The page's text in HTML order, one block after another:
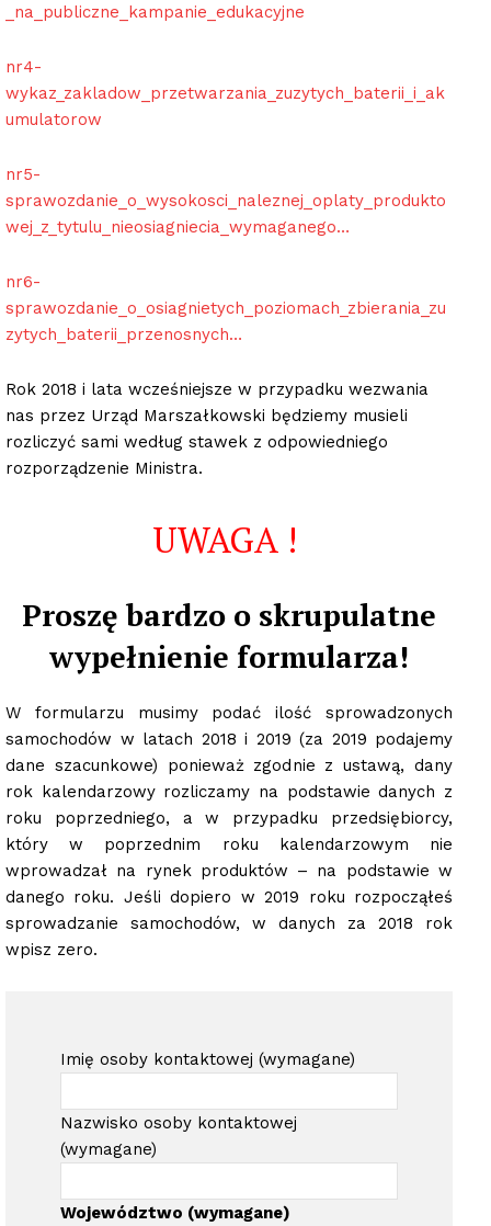
_na_publiczne_kampanie_edukacyjne
nr4-
wykaz_zakladow_przetwarzania_zuzytych_baterii_i_ak
umulatorow
nr5-
sprawozdanie_o_wysokosci_naleznej_oplaty_produkto
wej_z_tytulu_nieosiagniecia_wymaganego…
nr6-
sprawozdanie_o_osiagnietych_poziomach_zbierania_zu
zytych_baterii_przenosnych…
Rok 2018 i lata wcześniejsze w przypadku wezwania
nas przez Urząd Marszałkowski będziemy musieli
rozliczyć sami według stawek z odpowiedniego
rozporządzenie Ministra.
UWAGA !
Proszę bardzo o skrupulatne
wypełnienie formularza!
W formularzu musimy podać ilość sprowadzonych
samochodów w latach 2018 i 2019 (za 2019 podajemy
dane szacunkowe) ponieważ zgodnie z ustawą, dany
rok kalendarzowy rozliczamy na podstawie danych z
roku poprzedniego, a w przypadku przedsiębiorcy,
który w poprzednim roku kalendarzowym nie
wprowadzał na rynek produktów – na podstawie w
danego roku. Jeśli dopiero w 2019 roku rozpocząłeś
sprowadzanie samochodów, w danych za 2018 rok
wpisz zero.
Imię osoby kontaktowej (wymagane)
Nazwisko osoby kontaktowej
(wymagane)
Województwo (wymagane)